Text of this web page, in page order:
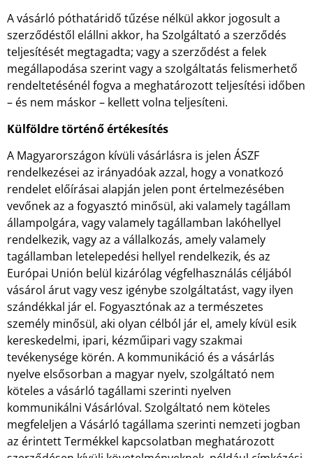
A vásárló póthatáridő tűzése nélkül akkor jogosult a
szerződéstől elállni akkor, ha Szolgáltató a szerződés
teljesítését megtagadta; vagy a szerződést a felek
megállapodása szerint vagy a szolgáltatás felismerhető
rendeltetésénél fogva a meghatározott teljesítési időben
– és nem máskor – kellett volna teljesíteni.
Külföldre történő értékesítés
A Magyarországon kívüli vásárlásra is jelen ÁSZF
rendelkezései az irányadóak azzal, hogy a vonatkozó
rendelet előírásai alapján jelen pont értelmezésében
vevőnek az a fogyasztó minősül, aki valamely tagállam
állampolgára, vagy valamely tagállamban lakóhellyel
rendelkezik, vagy az a vállalkozás, amely valamely
tagállamban letelepedési hellyel rendelkezik, és az
Európai Unión belül kizárólag végfelhasználás céljából
vásárol árut vagy vesz igénybe szolgáltatást, vagy ilyen
szándékkal jár el. Fogyasztónak az a természetes
személy minősül, aki olyan célból jár el, amely kívül esik
kereskedelmi, ipari, kézműipari vagy szakmai
tevékenysége körén. A kommunikáció és a vásárlás
nyelve elsősorban a magyar nyelv, szolgáltató nem
köteles a vásárló tagállami szerinti nyelven
kommunikálni Vásárlóval. Szolgáltató nem köteles
megfeleljen a Vásárló tagállama szerinti nemzeti jogban
az érintett Termékkel kapcsolatban meghatározott